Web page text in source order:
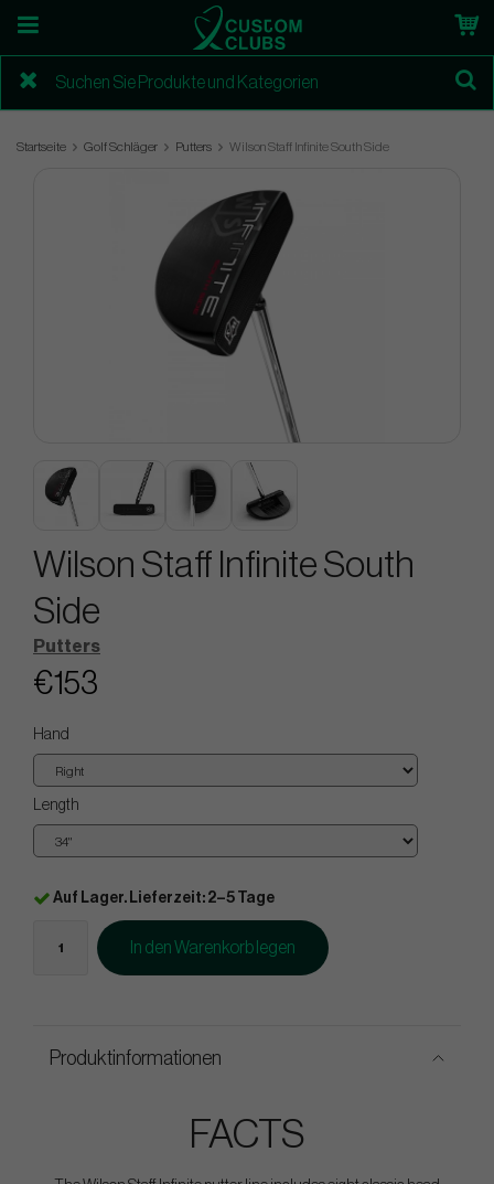
Startseite Golf Schläger Putters Wilson Staff Infinite South Side
Wilson Staff Infinite South
Side
Putters
€153
Hand
Length
Auf Lager. Lieferzeit: 2–5 Tage
In den Warenkorb legen
Produktinformationen
FACTS